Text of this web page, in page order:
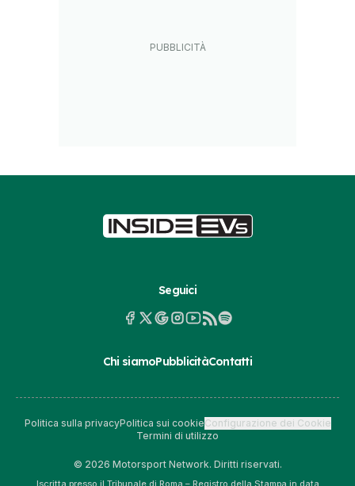
Seguici
Chi siamoPubblicitàContatti
Politica sulla privacyPolitica sui cookieConfigurazione dei Cookie
Termini di utilizzo
© 2026 Motorsport Network. Diritti riservati.
Iscritta presso il Tribunale di Roma – Registro della Stampa in data